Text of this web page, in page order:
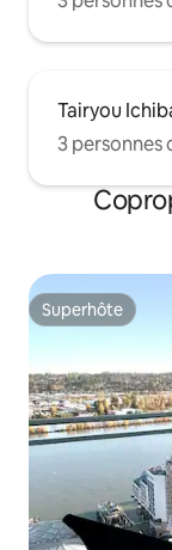
Tairyou
3 personnes
Superhôte
Superhôte